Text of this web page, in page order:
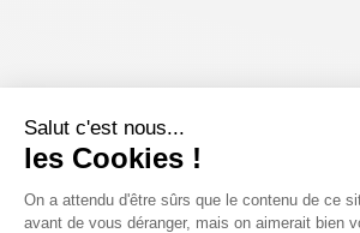
Salut c'est nous...
les Cookies !
On a attendu d'être sûrs que le contenu de ce
avant de vous déranger, mais on aimerait bien